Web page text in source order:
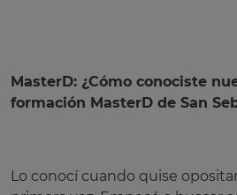
MasterD: ¿Cómo conociste
formación MasterD de San
Lo conocí cuando quise